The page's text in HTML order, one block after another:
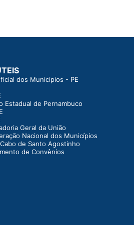
dos Municipios - PE
Estadual de Pernambuco
Geral da União
Nacional dos Municípios
de Santo Agostinho
de Convênios